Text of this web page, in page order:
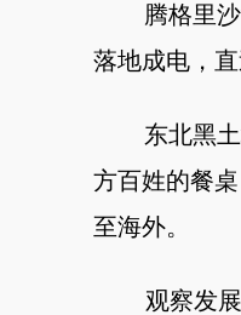
腾格里沙
落地成电，
东北黑土
方百姓的餐
至海外。
观察发展